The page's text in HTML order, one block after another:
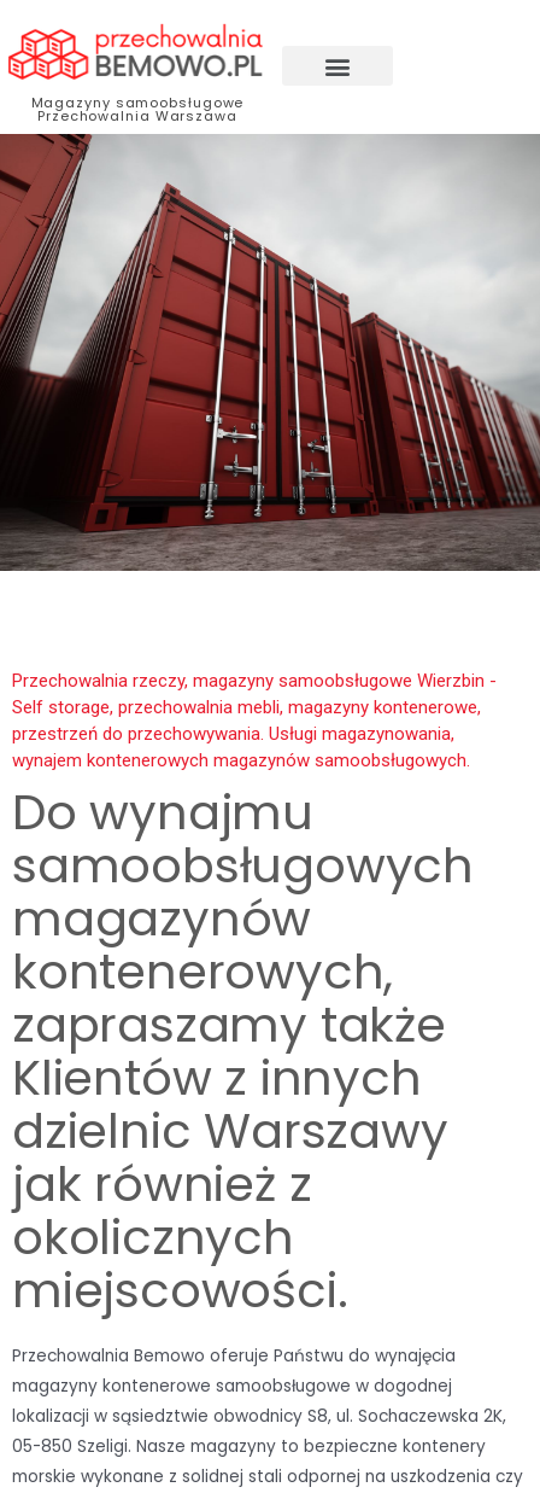
Magazyny samoobsługowe
Przechowalnia Warszawa
Przechowalnia rzeczy, magazyny samoobsługowe Wierzbin -
Self storage, przechowalnia mebli, magazyny kontenerowe,
przestrzeń do przechowywania. Usługi magazynowania,
wynajem kontenerowych magazynów samoobsługowych.
Do wynajmu
samoobsługowych
magazynów
kontenerowych,
zapraszamy także
Klientów z innych
dzielnic Warszawy
jak również z
okolicznych
miejscowości.
Przechowalnia Bemowo oferuje Państwu do wynajęcia
magazyny kontenerowe samoobsługowe w dogodnej
lokalizacji w sąsiedztwie obwodnicy S8, ul. Sochaczewska 2K,
05-850 Szeligi. Nasze magazyny to bezpieczne kontenery
morskie wykonane z solidnej stali odpornej na uszkodzenia czy